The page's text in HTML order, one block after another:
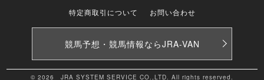
特定商取引について
お問い合わせ
競馬予想・競馬情報ならJRA-VAN
© 2026 JRA SYSTEM SERVICE CO.,LTD. All rights reserved.